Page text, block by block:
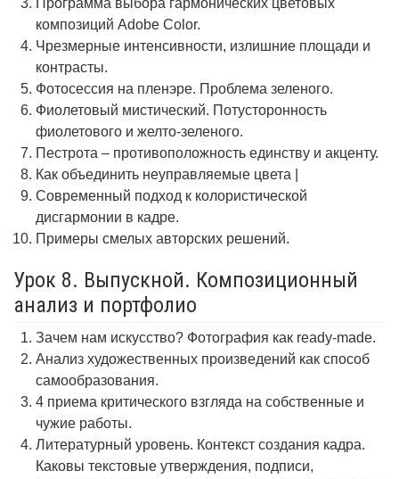
Программа выбора гармонических цветовых
композиций Adobe Color.
Чрезмерные интенсивности, излишние площади и
контрасты.
Фотосессия на пленэре. Проблема зеленого.
Фиолетовый мистический. Потусторонность
фиолетового и желто-зеленого.
Пестрота – противоположность единству и акценту.
Как объединить неуправляемые цвета |
Современный подход к колористической
дисгармонии в кадре.
Примеры смелых авторских решений.
Урок 8. Выпускной. Композиционный
анализ и портфолио
Зачем нам искусство? Фотография как ready-made.
Анализ художественных произведений как способ
самообразования.
4 приема критического взгляда на собственные и
чужие работы.
Литературный уровень. Контекст создания кадра.
Каковы текстовые утверждения, подписи,